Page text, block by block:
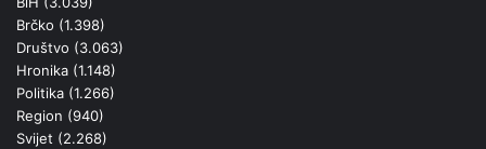
Brčko (1.398)
Društvo (3.063)
Hronika (1.148)
Politika (1.266)
Region (940)
Svijet (2.268)